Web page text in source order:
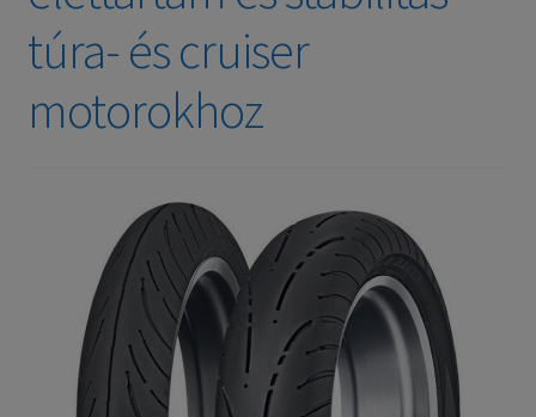
túra- és cruiser
motorokhoz